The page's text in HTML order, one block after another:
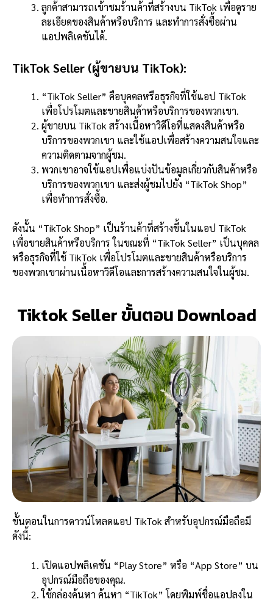
ลูกค้าสามารถเข้าชมร้านค้าที่สร้างบน TikTok เพื่อดูราย
ละเอียดของสินค้าหรือบริการ และทำการสั่งซื้อผ่าน
แอปพลิเคชันได้.
TikTok Seller (ผู้ขายบน TikTok):
“TikTok Seller” คือบุคคลหรือธุรกิจที่ใช้แอป TikTok
เพื่อโปรโมตและขายสินค้าหรือบริการของพวกเขา.
ผู้ขายบน TikTok สร้างเนื้อหาวิดีโอที่แสดงสินค้าหรือ
บริการของพวกเขา และใช้แอปเพื่อสร้างความสนใจและ
ความติดตามจากผู้ชม.
พวกเขาอาจใช้แอปเพื่อแบ่งปันข้อมูลเกี่ยวกับสินค้าหรือ
บริการของพวกเขา และส่งผู้ชมไปยัง “TikTok Shop”
เพื่อทำการสั่งซื้อ.
ดังนั้น “TikTok Shop” เป็นร้านค้าที่สร้างขึ้นในแอป TikTok
เพื่อขายสินค้าหรือบริการ ในขณะที่ “TikTok Seller” เป็นบุคคล
หรือธุรกิจที่ใช้ TikTok เพื่อโปรโมตและขายสินค้าหรือบริการ
ของพวกเขาผ่านเนื้อหาวิดีโอและการสร้างความสนใจในผู้ชม.
Tiktok Seller ขั้นตอน Download
ขั้นตอนในการดาวน์โหลดแอป TikTok สำหรับอุปกรณ์มือถือมี
ดังนี้:
เปิดแอปพลิเคชัน “Play Store” หรือ “App Store” บน
อุปกรณ์มือถือของคุณ.
ใช้กล่องค้นหา ค้นหา “TikTok” โดยพิมพ์ชื่อแอปลงใน